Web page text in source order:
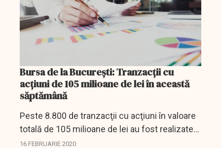
Bursa de la București: Tranzacţii cu
acţiuni de 105 milioane de lei în această
săptămână
Peste 8.800 de tranzacţii cu acţiuni în valoare
totală de 105 milioane de lei au fost realizate
în această săptămână pe Bursa de la
16 FEBRUARIE 2020